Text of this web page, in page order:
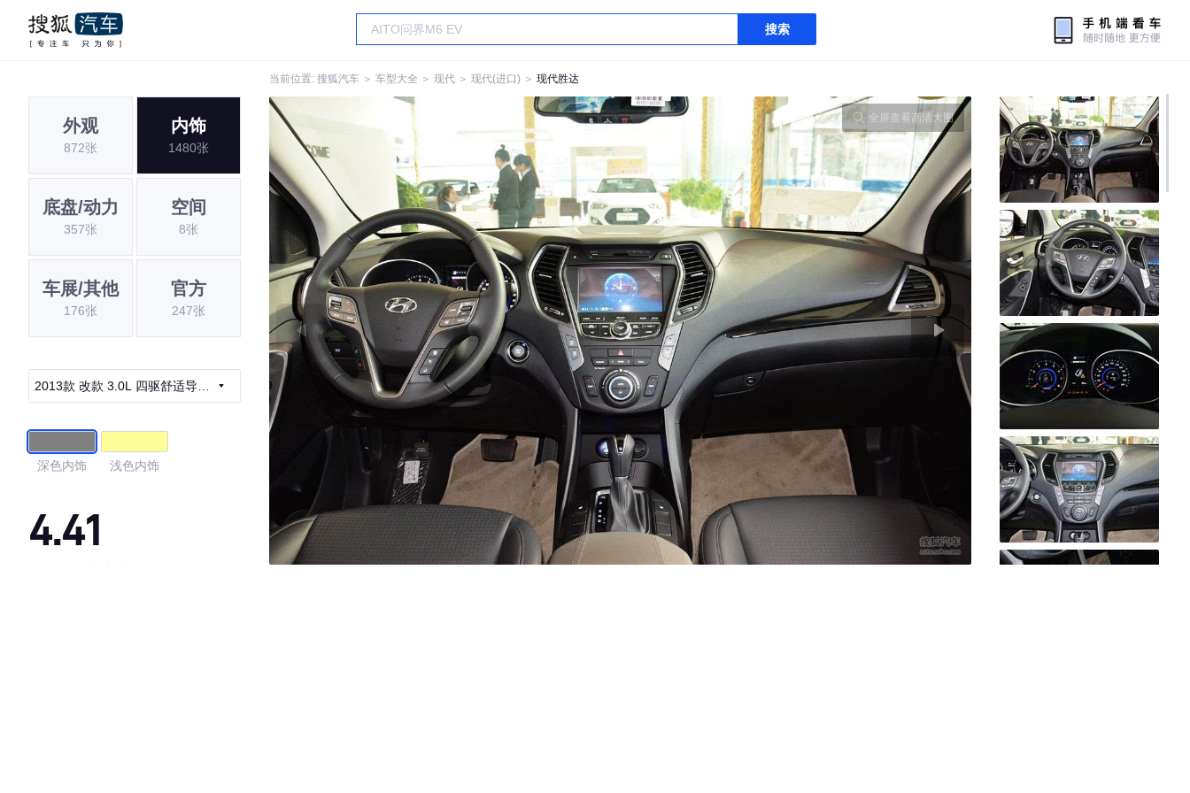
搜索
当前位置: 搜狐汽车 ＞ 车型大全 ＞ 现代 ＞ 现代(进口) ＞ 现代胜达
外观
872张
内饰
1480张
底盘/动力
357张
空间
8张
车展/其他
176张
官方
247张
2013款 改款 3.0L 四驱舒适导航
深色内饰 浅色内饰
4.41
全屏查看高清大图